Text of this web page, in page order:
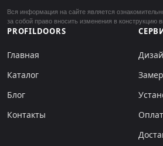
Вся информация на сайте является
за собой право вносить изменения в конструкцию
PROFILDOORS
Главная
Каталог
Блог
Контакты
Замер